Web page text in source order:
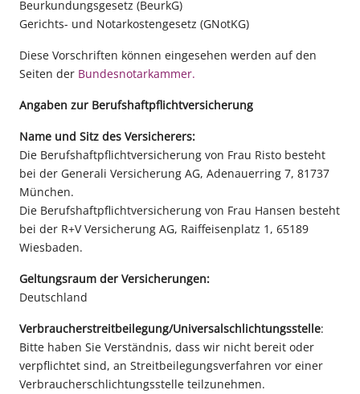
Beurkundungsgesetz (BeurkG)
Gerichts- und Notarkostengesetz (GNotKG)
Diese Vorschriften können eingesehen werden auf den
Seiten der Bundesnotarkammer.
Angaben zur Berufshaftpflichtversicherung
Name und Sitz des Versicherers:
Die Berufshaftpflichtversicherung von Frau Risto besteht
bei der Generali Versicherung AG, Adenauerring 7, 81737
München.
Die Berufshaftpflichtversicherung von Frau Hansen besteht
bei der R+V Versicherung AG, Raiffeisenplatz 1, 65189
Wiesbaden.
Geltungsraum der Versicherungen:
Deutschland
Verbraucher­streit­beilegung/Universal­schlichtungs­stelle:
Bitte haben Sie Verständnis, dass wir nicht bereit oder
verpflichtet sind, an Streitbeilegungsverfahren vor einer
Verbraucherschlichtungsstelle teilzunehmen.